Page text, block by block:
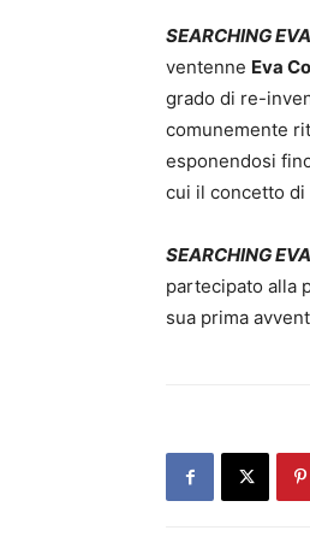
SEARCHING EVA
ventenne Eva
grado di re-
comunemente
esponendosi
cui il concetto di
SEARCHING EVA
partecipato alla
sua prima